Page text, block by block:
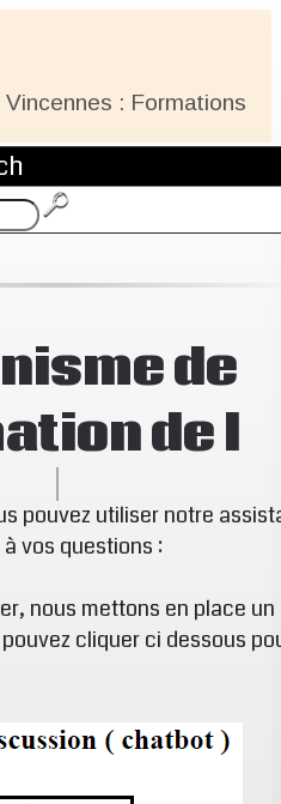
: Formations
de
de l
pouvez utiliser notre
vos questions :
nous mettons en place un
cliquer ci dessous